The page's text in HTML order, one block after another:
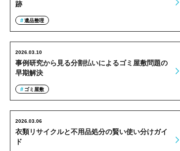
跡
遺品整理
事例研究から見る分割払いによるゴミ屋敷問題の
早期解決
2026.03.10
ゴミ屋敷
衣類リサイクルと不用品処分の賢い使い分けガイ
ド
2026.03.06